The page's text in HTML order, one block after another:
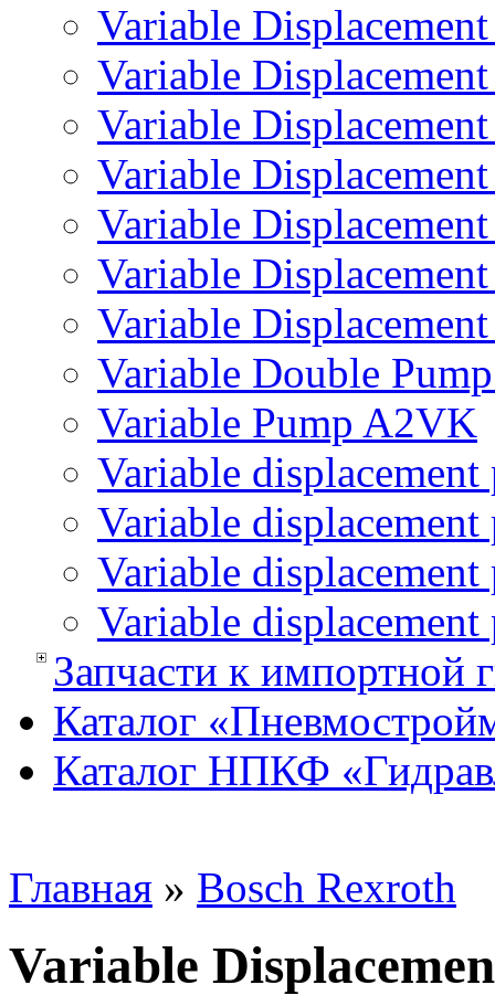
Variable
Variable
Variable
Variable
Variable
Variable
Variable
Variable Double
Variable Pump A2VK
Variable
Variable
Variable
Variable
Запчасти к импортной
Каталог
Каталог НПКФ
Главная » Bosсh Rexroth
Variable